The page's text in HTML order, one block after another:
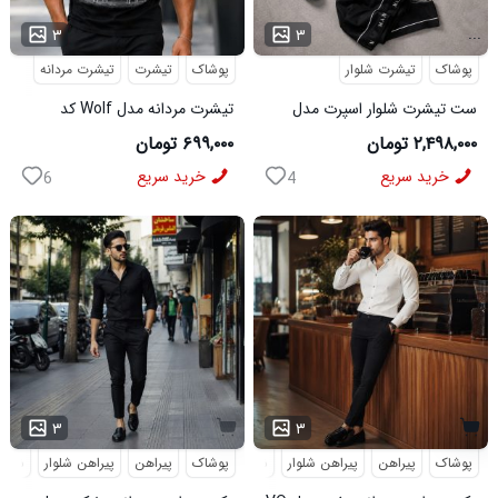
۳
پوشاک تیشرت تیشرت مردانه
تیشرت مردانه مدل Wolf کد
5631
۶۹۹,۰۰۰ تومان
خرید سریع 6
۳ ...
پوشاک تیشرت شلوار
ست تیشرت شلوار اسپرت مدل
MAN مشکی
۲,۴۹۸,۰۰۰ تومان
خرید سریع 4
۳
پوشاک پیراهن پیراهن شلوار
۳
پوشاک پیراهن پیراهن شلوار شلوار مردانه